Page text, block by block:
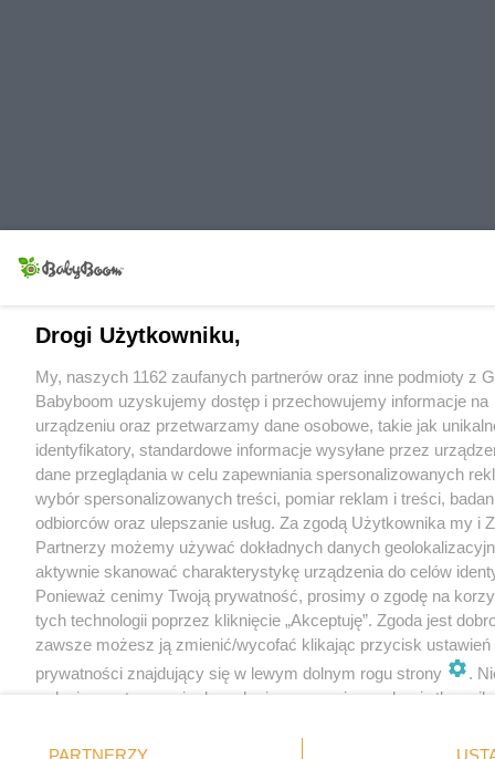
Drogi Użytkowniku,
My, naszych 1162 zaufanych partnerów oraz inne podmioty z
Babyboom uzyskujemy dostęp i przechowujemy informacje na
urządzeniu oraz przetwarzamy dane osobowe, takie jak
identyfikatory, standardowe informacje wysyłane przez
dane przeglądania w celu zapewniania spersonalizowanych
wybór spersonalizowanych treści, pomiar reklam i treści,
odbiorców oraz ulepszanie usług. Za zgodą Użytkownika my i
Partnerzy możemy używać dokładnych danych
aktywnie skanować charakterystykę urządzenia do celów
Ponieważ cenimy Twoją prywatność, prosimy o zgodę na
tych technologii poprzez kliknięcie „Akceptuję”. Zgoda jest
zawsze możesz ją zmienić/wycofać klikając przycisk ustawień
prywatności znajdujący się w lewym dolnym rogu strony
.
rodzaje przetwarzania danych nie wymagają zgody
miały zastosowania tylko na tej witrynie.
PARTNERZY